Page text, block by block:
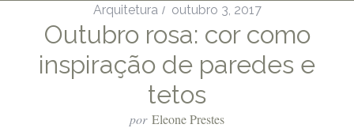
Arquitetura outubro 3, 2017
Outubro rosa: cor como
inspiração de paredes e
tetos
por Eleone Prestes